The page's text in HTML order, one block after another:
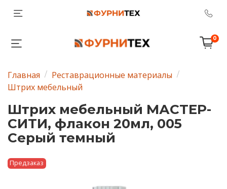
0
Главная
Реставрационные материалы
Штрих мебельный
Штрих мебельный МАСТЕР-
СИТИ, флакон 20мл, 005
Серый темный
Предзаказ